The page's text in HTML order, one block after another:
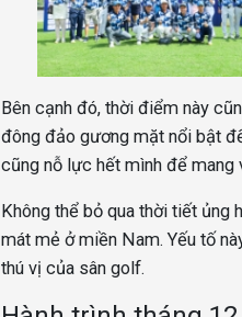
Bên cạnh đó, thời điểm này
đông đảo gương mặt nổi bật
cũng nỗ lực hết mình để mang
Không thể bỏ qua thời tiết ủng
mát mẻ ở miền Nam. Yếu tố
thú vị của sân golf.